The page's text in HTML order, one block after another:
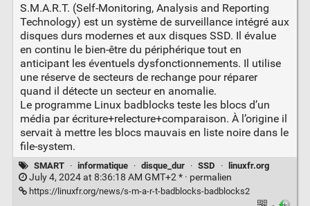
S.M.A.R.T. (Self-Monitoring, Analysis and Reporting
Technology) est un système de surveillance intégré aux
disques durs modernes et aux disques SSD. Il évalue
en continu le bien-être du périphérique tout en
anticipant les éventuels dysfonctionnements. Il utilise
une réserve de secteurs de rechange pour réparer
quand il détecte un secteur en anomalie.
Le programme Linux badblocks teste les blocs d’un
média par écriture+relecture+comparaison. À l’origine il
servait à mettre les blocs mauvais en liste noire dans le
file-system.
SMART · informatique · disque_dur · SSD · linuxfr.org
July 4, 2024 at 8:36:18 AM GMT+2 * · permalien
https://linuxfr.org/news/s-m-a-r-t-badblocks-badblocks2